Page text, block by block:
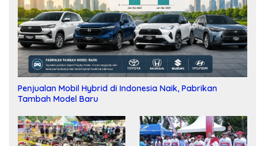
Penjualan Mobil Hybrid di Indonesia Naik, Pabrikan
Tambah Model Baru